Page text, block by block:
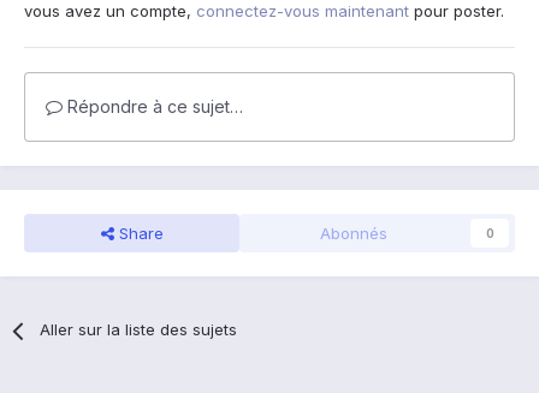
vous avez un compte, connectez-vous maintenant pour poster.
Répondre à ce sujet…
Share Abonnés 0
Aller sur la liste des sujets